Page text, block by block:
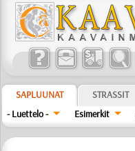
SAPLUUNAT
STRASSIT
- Luettelo -
Esimerkit